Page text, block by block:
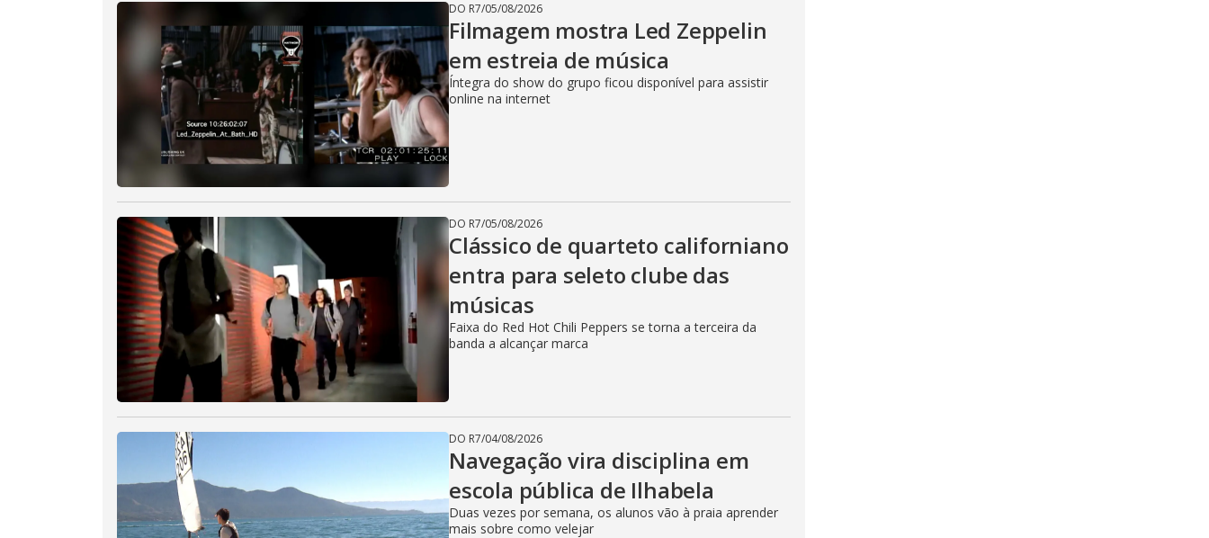
DO R7/05/08/2026
Filmagem mostra Led Zeppelin
em estreia de música
Íntegra do show do grupo ficou disponível para assistir
online na internet
DO R7/05/08/2026
Clássico de quarteto californiano
entra para seleto clube das
músicas
Faixa do Red Hot Chili Peppers se torna a terceira da
banda a alcançar marca
DO R7/04/08/2026
Navegação vira disciplina em
escola pública de Ilhabela
Duas vezes por semana, os alunos vão à praia aprender
mais sobre como velejar